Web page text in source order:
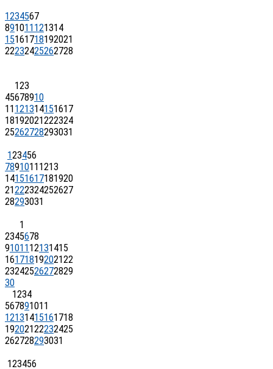
1234567
891011121314
15161718192021
22232425262728
123
45678910
11121314151617
18192021222324
25262728293031
123456
78910111213
14151617181920
21222324252627
28293031
1
2345678
9101112131415
16171819202122
23242526272829
30
1234
567891011
12131415161718
19202122232425
262728293031
123456